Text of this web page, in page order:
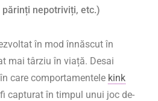
nepotriviți, etc.)
în mod înnăscut în
mai târziu în viață. Desai
care comportamentele kink
capturat în timpul unui joc de-